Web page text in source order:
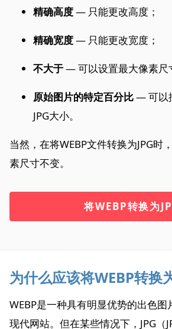
精确高度— 只能更改高度；
精确宽度— 只能更改宽度；
不大于— 可以设置最大像素尺
原始图片的特定百分比— 可以
JPG大小。
当然，在将WEBP文件转换为JPG时
素尺寸不变。
将WEBP转换为
为什么应该将WEBP转换
WEBP是一种具有明显优势的出色图
现代网站。但在某些情况下，JPG（